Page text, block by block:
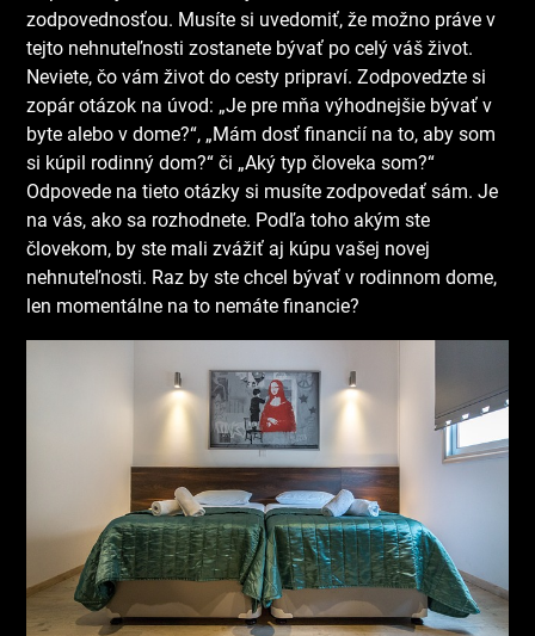
zodpovednosťou. Musíte si uvedomiť, že možno práve v
tejto nehnuteľnosti zostanete bývať po celý váš život.
Neviete, čo vám život do cesty pripraví. Zodpovedzte si
zopár otázok na úvod: „Je pre mňa výhodnejšie bývať v
byte alebo v dome?“, „Mám dosť financií na to, aby som
si kúpil rodinný dom?“ či „Aký typ človeka som?“
Odpovede na tieto otázky si musíte zodpovedať sám. Je
na vás, ako sa rozhodnete. Podľa toho akým ste
človekom, by ste mali zvážiť aj kúpu vašej novej
nehnuteľnosti. Raz by ste chcel bývať v rodinnom dome,
len momentálne na to nemáte financie?